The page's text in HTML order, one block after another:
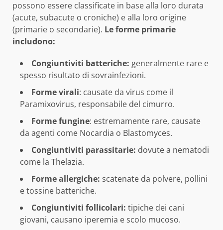
possono essere classificate in base alla loro durata
(acute, subacute o croniche) e alla loro origine
(primarie o secondarie). Le forme primarie
includono:
Congiuntiviti batteriche: generalmente rare e
spesso risultato di sovrainfezioni.
Forme virali: causate da virus come il
Paramixovirus, responsabile del cimurro.
Forme fungine: estremamente rare, causate
da agenti come Nocardia o Blastomyces.
Congiuntiviti parassitarie: dovute a nematodi
come la Thelazia.
Forme allergiche: scatenate da polvere, pollini
e tossine batteriche.
Congiuntiviti follicolari: tipiche dei cani
giovani, causano iperemia e scolo mucoso.